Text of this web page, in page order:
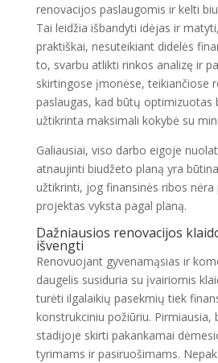
renovacijos paslaugomis ir kelti
Tai leidžia išbandyti idėjas ir
praktiškai, nesuteikiant didelės
to, svarbu atlikti rinkos analizę ir
skirtingose įmonėse, teikiančiose
paslaugas, kad būtų optimizuotas
užtikrinta maksimali kokybė su
Galiausiai, viso darbo eigoje
atnaujinti biudžeto planą yra
užtikrinti, jog finansinės ribos nėra
projektas vyksta pagal planą.
Dažniausios renovacijos
išvengti
Renovuojant gyvenamąsias ir
daugelis susiduria su įvairiomis
turėti ilgalaikių pasekmių tiek
konstrukciniu požiūriu. Pirmiausia,
stadijoje skirti pakankamai
tyrimams ir pasiruošimams.